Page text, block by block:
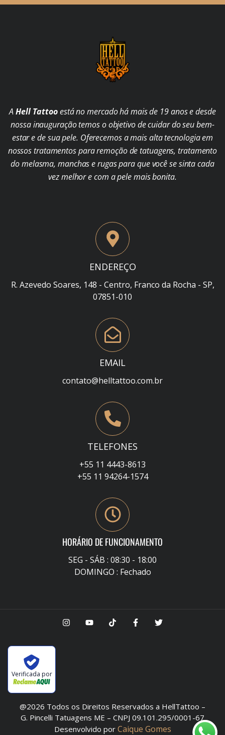
AHell Tattooestá no mercado há mais de 19 anos e desde
nossa inauguração temos o objetivo de cuidar do seu bem-
estar e de sua pele. Oferecemos a mais alta tecnologia em
nossos tratamentos para remoção de tatuagens, tratamento
do melasma, manchas e rugas para que você se sinta cada
vez melhor e com a pele mais bonita.
ENDEREÇO
R. Azevedo Soares, 148 - Centro, Franco da Rocha - SP,
07851-010
EMAIL
contato@helltattoo.com.br
TELEFONES
+55 11 4443-8613
+55 11 94264-1574
HORÁRIO DE FUNCIONAMENTO
SEG - SÁB : 08:30 - 18:00
DOMINGO : Fechado
Verificada por
@2026 Todos os Direitos Reservados a HellTattoo –
G. Pincelli Tatuagens ME – CNPJ 09.101.295/0001-67
Desenvolvido por Caique Gomes